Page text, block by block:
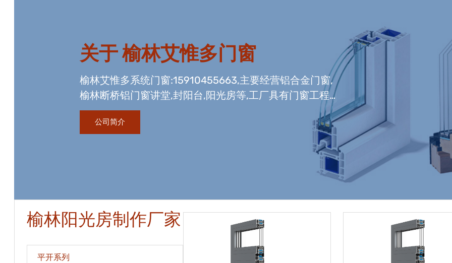
关于榆林艾惟多门窗
榆林艾惟多系统门窗:15910455663,主要经营铝合金门窗,
榆林断桥铝门窗讲堂,封阳台,阳光房等,工厂具有门窗工程
资质,玻璃幕墙工程资质,国内门窗组装生产线,及中空玻璃
生产线。
公司简介
榆林阳光房制作厂家
平开系列